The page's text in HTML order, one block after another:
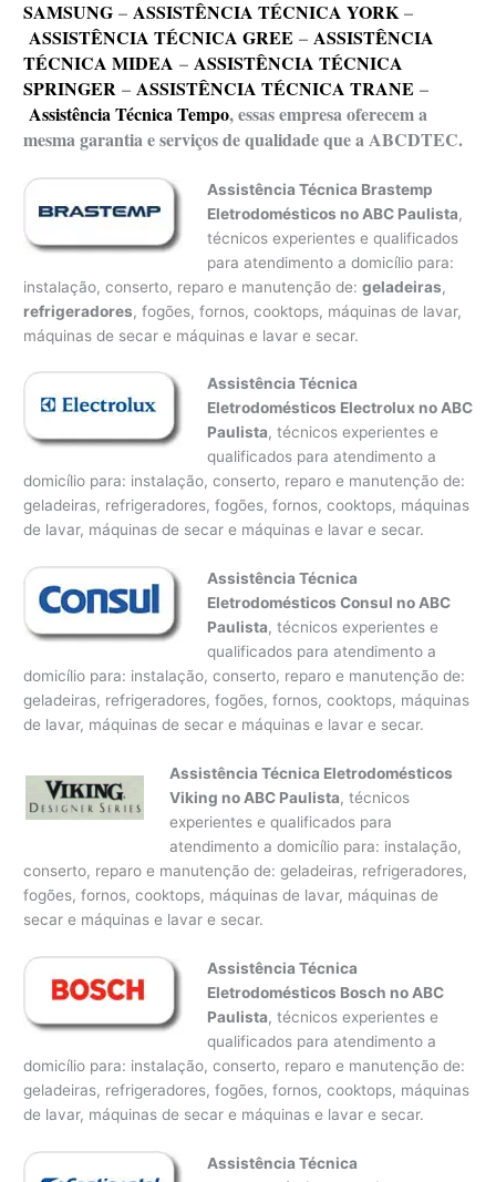
SAMSUNG –ASSISTÊNCIA TÉCNICA YORK–
ASSISTÊNCIA TÉCNICA GREE –ASSISTÊNCIA
TÉCNICA MIDEA –ASSISTÊNCIA TÉCNICA
SPRINGER –ASSISTÊNCIA TÉCNICA TRANE –
Assistência Técnica Tempo, essas empresa oferecem a
mesma garantia e serviços de qualidade que a ABCDTEC.
Assistência Técnica Brastemp
Eletrodomésticos no ABC Paulista,
técnicos experientes e qualificados
para atendimento a domicílio para:
instalação, conserto, reparo e manutenção de:geladeiras,
refrigeradores, fogões, fornos, cooktops, máquinas de lavar,
máquinas de secar e máquinas e lavar e secar.
Assistência Técnica
Eletrodomésticos Electrolux no ABC
Paulista, técnicos experientes e
qualificados para atendimento a
domicílio para: instalação, conserto, reparo e manutenção de:
geladeiras, refrigeradores, fogões, fornos, cooktops, máquinas
de lavar, máquinas de secar e máquinas e lavar e secar.
Assistência Técnica
Eletrodomésticos Consul no ABC
Paulista, técnicos experientes e
qualificados para atendimento a
domicílio para: instalação, conserto, reparo e manutenção de:
geladeiras, refrigeradores, fogões, fornos, cooktops, máquinas
de lavar, máquinas de secar e máquinas e lavar e secar.
Assistência Técnica Eletrodomésticos
Viking no ABC Paulista, técnicos
experientes e qualificados para
atendimento a domicílio para: instalação,
conserto, reparo e manutenção de: geladeiras, refrigeradores,
fogões, fornos, cooktops, máquinas de lavar, máquinas de
secar e máquinas e lavar e secar.
Assistência Técnica
Eletrodomésticos Bosch no ABC
Paulista, técnicos experientes e
qualificados para atendimento a
domicílio para: instalação, conserto, reparo e manutenção de:
geladeiras, refrigeradores, fogões, fornos, cooktops, máquinas
de lavar, máquinas de secar e máquinas e lavar e secar.
Assistência Técnica